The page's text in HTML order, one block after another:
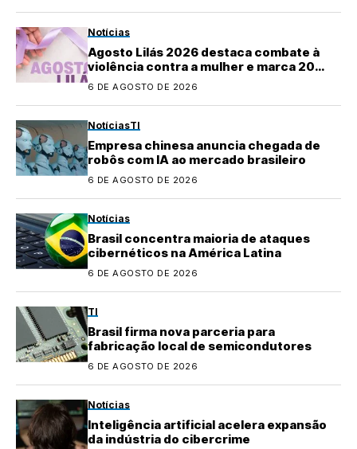
Notícias
Agosto Lilás 2026 destaca combate à
violência contra a mulher e marca 20
anos da Lei Maria da Penha
6 DE AGOSTO DE 2026
NotíciasTI
Empresa chinesa anuncia chegada de
robôs com IA ao mercado brasileiro
6 DE AGOSTO DE 2026
Notícias
Brasil concentra maioria de ataques
cibernéticos na América Latina
6 DE AGOSTO DE 2026
TI
Brasil firma nova parceria para
fabricação local de semicondutores
6 DE AGOSTO DE 2026
Notícias
Inteligência artificial acelera expansão
da indústria do cibercrime